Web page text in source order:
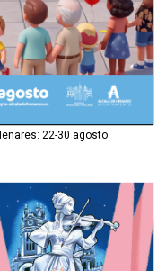
22-30 agosto